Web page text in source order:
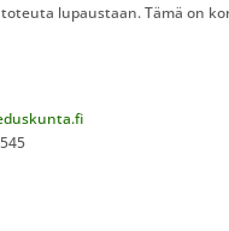
lupaustaan. Tämä on